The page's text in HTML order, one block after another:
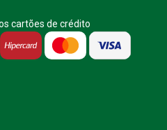
cartões de crédito